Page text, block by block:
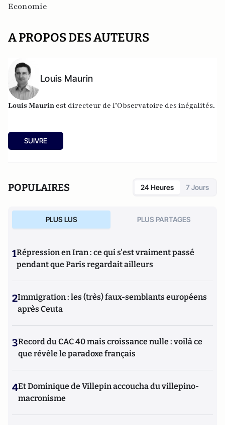
Economie
A PROPOS DES AUTEURS
Louis Maurin
Louis Maurin est directeur de l’Observatoire des inégalités.
SUIVRE
POPULAIRES 24 Heures 7 Jours
PLUS LUS PLUS PARTAGES
1Répression en Iran : ce qui s'est vraiment passé
pendant que Paris regardait ailleurs
2Immigration : les (très) faux-semblants européens
après Ceuta
3Record du CAC 40 mais croissance nulle : voilà ce
que révèle le paradoxe français
4Et Dominique de Villepin accoucha du villepino-
macronisme